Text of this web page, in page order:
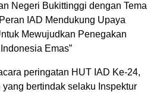
Negeri Bukittinggi dengan Tema
IAD Mendukung Upaya
Mewujudkan Penegakan
Emas”
peringatan HUT IAD Ke-24,
bertindak selaku Inspektur